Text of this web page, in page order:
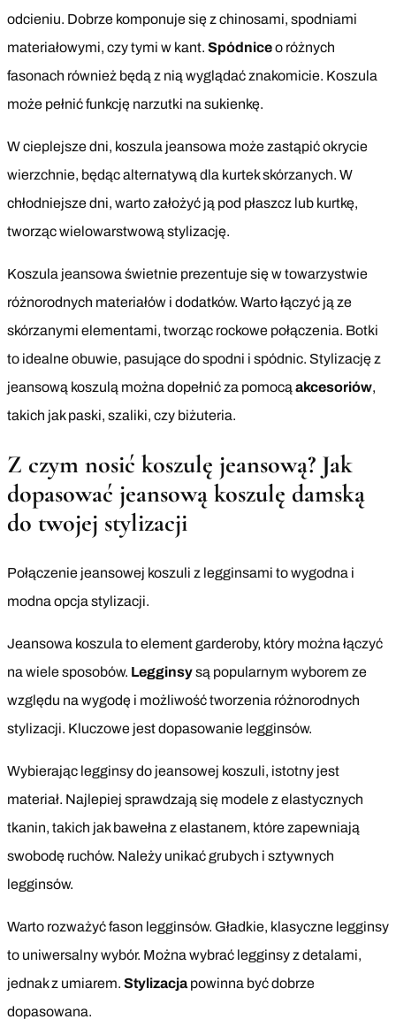
odcieniu. Dobrze komponuje się z chinosami, spodniami
materiałowymi, czy tymi w kant. Spódniceo różnych
fasonach również będą z nią wyglądać znakomicie. Koszula
może pełnić funkcję narzutki na sukienkę.
W cieplejsze dni, koszula jeansowa może zastąpić okrycie
wierzchnie, będąc alternatywą dla kurtek skórzanych. W
chłodniejsze dni, warto założyć ją pod płaszcz lub kurtkę,
tworząc wielowarstwową stylizację.
Koszula jeansowa świetnie prezentuje się w towarzystwie
różnorodnych materiałów i dodatków. Warto łączyć ją ze
skórzanymi elementami, tworząc rockowe połączenia. Botki
to idealne obuwie, pasujące do spodni i spódnic. Stylizację z
jeansową koszulą można dopełnić za pomocą akcesoriów,
takich jak paski, szaliki, czy biżuteria.
Z czym nosić koszulę jeansową? Jak
dopasować jeansową koszulę damską
do twojej stylizacji
Połączenie jeansowej koszuli z legginsami to wygodna i
modna opcja stylizacji.
Jeansowa koszula to element garderoby, który można łączyć
na wiele sposobów. Legginsysą popularnym wyborem ze
względu na wygodę i możliwość tworzenia różnorodnych
stylizacji. Kluczowe jest dopasowanie legginsów.
Wybierając legginsy do jeansowej koszuli, istotny jest
materiał. Najlepiej sprawdzają się modele z elastycznych
tkanin, takich jak bawełna z elastanem, które zapewniają
swobodę ruchów. Należy unikać grubych i sztywnych
legginsów.
Warto rozważyć fason legginsów. Gładkie, klasyczne legginsy
to uniwersalny wybór. Można wybrać legginsy z detalami,
jednak z umiarem. Stylizacjapowinna być dobrze
dopasowana.